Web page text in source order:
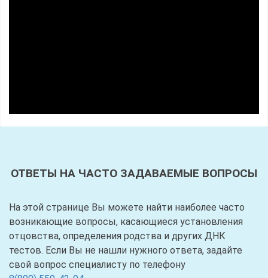
ОТВЕТЫ НА ЧАСТО ЗАДАВАЕМЫЕ ВОПРОСЫ
На этой странице Вы можете найти наиболее часто
возникающие вопросы, касающиеся установления
отцовства, определения родства и других ДНК
тестов. Если Вы не нашли нужного ответа, задайте
свой вопрос специалисту по телефону